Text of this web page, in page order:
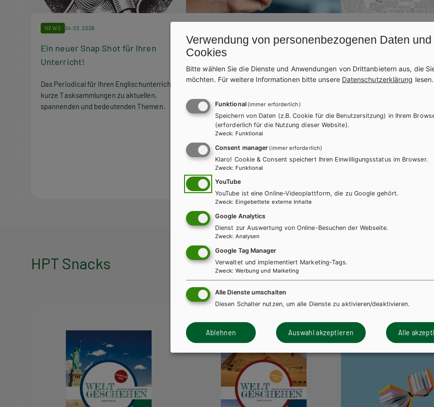
NEWS 24.02.2026
Ein neuer Snap Shot für Ihren
Unterricht!
Das Periodical für Ihren Englischunterricht:
kurze Tasksammlungen zu aktuellen,
spannenden und bedeutenden Themen.
Marktplatz Lernapps
Qualitätsgeprüfte Apps für Ihren Unterricht
ohne Zusatzkosten bestellen? Ganz
Die perfekte Ergänzung
mit Weltgeschehen:
Arbeitsblätter für die
HPT
HPT Snacks
Verwendung von personenbezogenen Daten und
Cookies
Bitte wählen Sie die Dienste und Anwendungen von Drittanbietern aus, die
möchten. Für weitere Informationen bitte unsere Datenschutzerklärung lesen.
Funktional (immer erforderlich)
Speichern von Daten (z.B. Cookie für die Benutzersitzung) in Ihrem
(erforderlich für die Nutzung dieser Website).
Zweck: Funktional
Consent manager (immer erforderlich)
Klaro! Cookie & Consent speichert Ihren Einwilligungsstatus im Browser.
Zweck: Funktional
YouTube
YouTube ist eine Online-Videoplattform, die zu Google gehört.
Zweck: Eingebettete externe Inhalte
Google Analytics
Dienst zur Auswertung von Online-Besuchen der Webseite.
Zweck: Analysen
Google Tag Manager
Verwaltet und implementiert Marketing-Tags.
Zweck: Werbung und Marketing
Alle Dienste umschalten
Diesen Schalter nutzen, um alle Dienste zu aktivieren/deaktivieren.
Ablehnen Auswahl akzeptieren Alle